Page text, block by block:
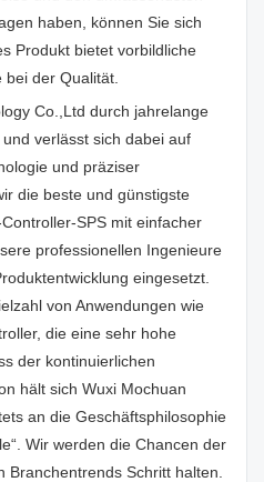
haben, können Sie sich
Produkt bietet vorbildliche
der Qualität.
Co.,Ltd durch jahrelange
verlässt sich dabei auf
und präziser
die beste und günstigste
SPS mit einfacher
professionellen Ingenieure
eingesetzt.
von Anwendungen wie
die eine sehr hohe
der kontinuierlichen
hält sich Wuxi Mochuan
an die Geschäftsphilosophie
Wir werden die Chancen der
Schritt halten.